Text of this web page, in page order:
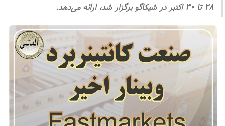
۲۸ تا ۳۰ اکتبر در شیکاگو برگزار شد، ارائه می‌دهد.